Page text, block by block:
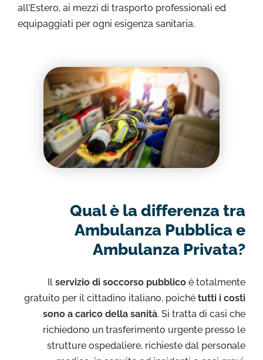
all’Estero, ai mezzi di trasporto professionali ed
equipaggiati per ogni esigenza sanitaria.
Qual è la differenza tra
Ambulanza Pubblica e
Ambulanza Privata?
Il servizio di soccorso pubblico è totalmente
gratuito per il cittadino italiano, poiché tutti i costi
sono a carico della sanità. Si tratta di casi che
richiedono un trasferimento urgente presso le
strutture ospedaliere, richieste dal personale